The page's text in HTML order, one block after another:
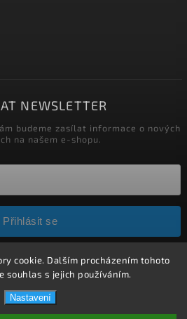
cookie. Dalším procházením tohoto
souhlas s jejich používáním.
Nastavení
NEWSLETTER
budeme zasílat informace o nových
na našem e-shopu.
Přihlásit se
stavební s.r.o.. Všechna práva
vyhrazena.
nastavení cookies